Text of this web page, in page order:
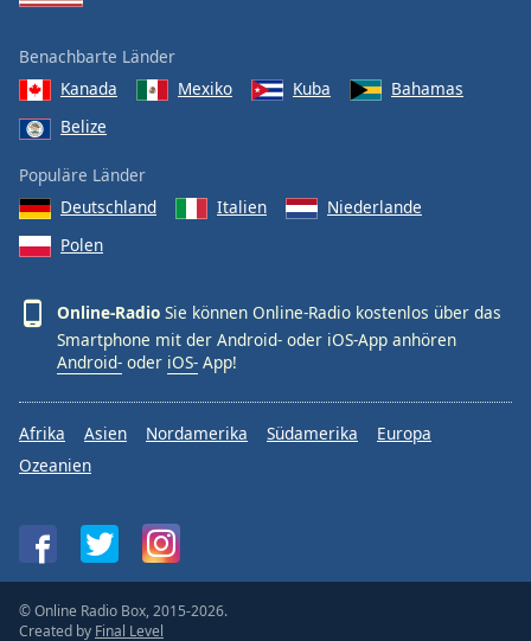
Benachbarte Länder
Kanada
Mexiko Kuba
Bahamas
Belize
Populäre Länder
Deutschland
Italien
Niederlande
Polen
Online-Radio Sie können Online-Radio kostenlos über das
Smartphone mit der Android- oder iOS-App anhören
Android- oder iOS- App!
Afrika Asien Nordamerika Südamerika
Europa
Ozeanien
© Online Radio Box, 2015-2026.
Created by Final Level